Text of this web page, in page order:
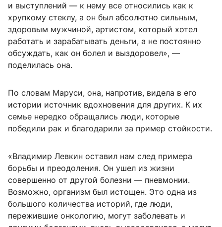
и выступлений — к нему все относились как к
хрупкому стеклу, а он был абсолютно сильным,
здоровым мужчиной, артистом, который хотел
работать и зарабатывать деньги, а не постоянно
обсуждать, как он болел и выздоровел», —
поделилась она.
По словам Маруси, она, напротив, видела в его
истории источник вдохновения для других. К их
семье нередко обращались люди, которые
победили рак и благодарили за пример стойкости.
«Владимир Левкин оставил нам след примера
борьбы и преодоления. Он ушел из жизни
совершенно от другой болезни — пневмонии.
Возможно, организм был истощен. Это одна из
большого количества историй, где люди,
пережившие онкологию, могут заболевать и